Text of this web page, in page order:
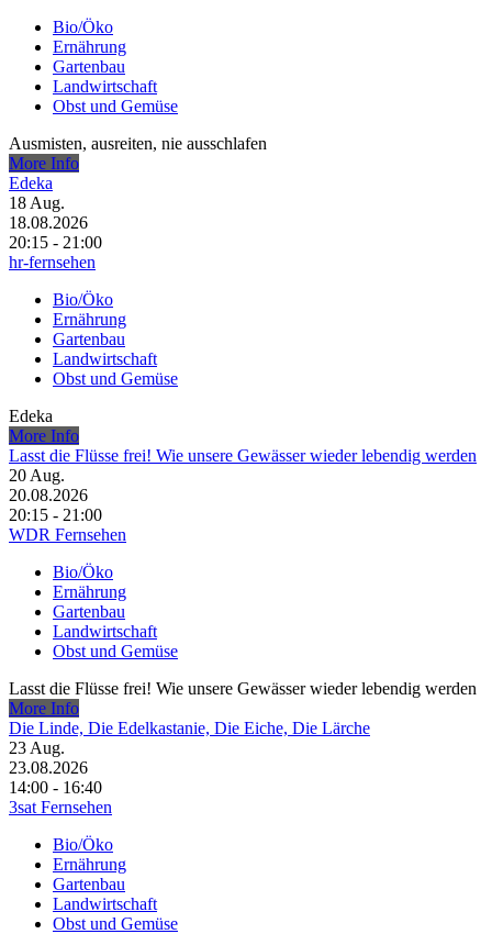
Bio/Öko
Ernährung
Gartenbau
Landwirtschaft
Obst und Gemüse
Ausmisten, ausreiten, nie ausschlafen
More Info
Edeka
18 Aug.
18.08.2026
20:15 - 21:00
hr-fernsehen
Bio/Öko
Ernährung
Gartenbau
Landwirtschaft
Obst und Gemüse
Edeka
More Info
Lasst die Flüsse frei! Wie unsere Gewässer wieder lebendig werden
20 Aug.
20.08.2026
20:15 - 21:00
WDR Fernsehen
Bio/Öko
Ernährung
Gartenbau
Landwirtschaft
Obst und Gemüse
Lasst die Flüsse frei! Wie unsere Gewässer wieder lebendig werden
More Info
Die Linde, Die Edelkastanie, Die Eiche, Die Lärche
23 Aug.
23.08.2026
14:00 - 16:40
3sat Fernsehen
Bio/Öko
Ernährung
Gartenbau
Landwirtschaft
Obst und Gemüse